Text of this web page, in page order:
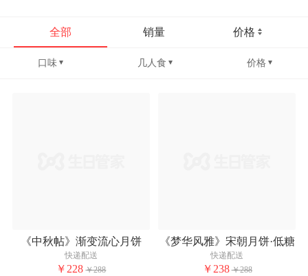
全部 销量 价格
口味 几人食 价格
《中秋帖》渐变流心月饼
快递配送
￥228 ￥288
《梦华风雅》宋朝月饼·低糖
快递配送
￥238 ￥288